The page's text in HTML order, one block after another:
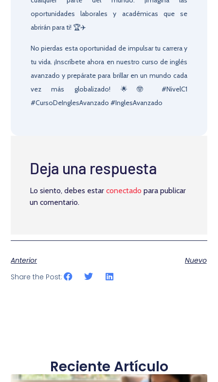
oportunidades laborales y académicas que se
abrirán para ti! 🏆✈️
No pierdas esta oportunidad de impulsar tu carrera y
tu vida. ¡Inscríbete ahora en nuestro curso de inglés
avanzado y prepárate para brillar en un mundo cada
vez más globalizado! 🌟🤓 #NivelC1
#CursoDeInglesAvanzado #InglesAvanzado
Deja una respuesta
Lo siento, debes estarconectado para publicar
un comentario.
Anterior
Nuevo
Share the Post:
Reciente Artículo